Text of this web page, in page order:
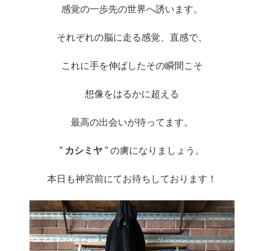
感覚の一歩先の世界へ誘います。
それぞれの脳に走る感覚、直感で、
これに手を伸ばしたその瞬間こそ
想像をはるかに超える
最高の出会いが待ってます。
” カシミヤ ” の虜になりましょう。
本日も神宮前にてお待ちしております！